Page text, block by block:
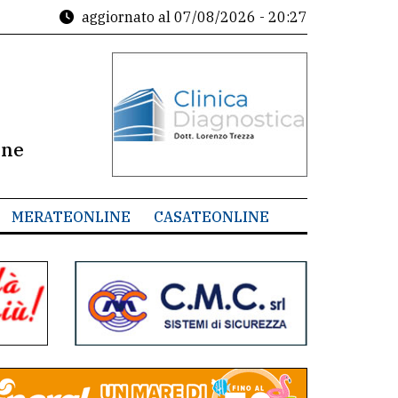
aggiornato al 07/08/2026 - 20:27
MERATEONLINE CASATEONLINE